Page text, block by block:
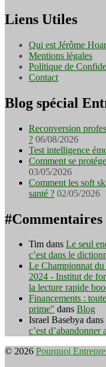
Liens Utiles
Qui est Jérôme
Mentions légales
Politique de
Contact
Blog spécial
Reconversion
? 06/08/2026
Test intelligence
Comment se
03/05/2026
Comment les soft
santé ? 02/05/2026
#Commentaires
Tim dans Le seul
c’est dans le
Le Championnat
2024 - Institut de
la lecture rapide
Financements :
prime" dans Blog
Israel Basebya dans
c’est d’abandonner
© 2026 Pourquoi